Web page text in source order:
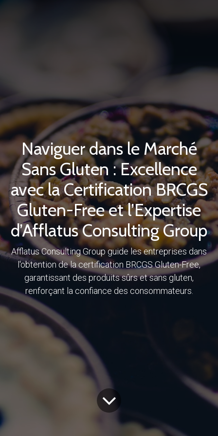
Naviguer dans le Marché
Sans Gluten : Excellence
avec la Certification BRCGS
Gluten-Free et l’Expertise
d’Afflatus Consulting Group
Afflatus Consulting Group guide les entreprises dans
l'obtention de la certification BRCGS Gluten-Free,
garantissant des produits sûrs et sans gluten,
renforçant la confiance des consommateurs.